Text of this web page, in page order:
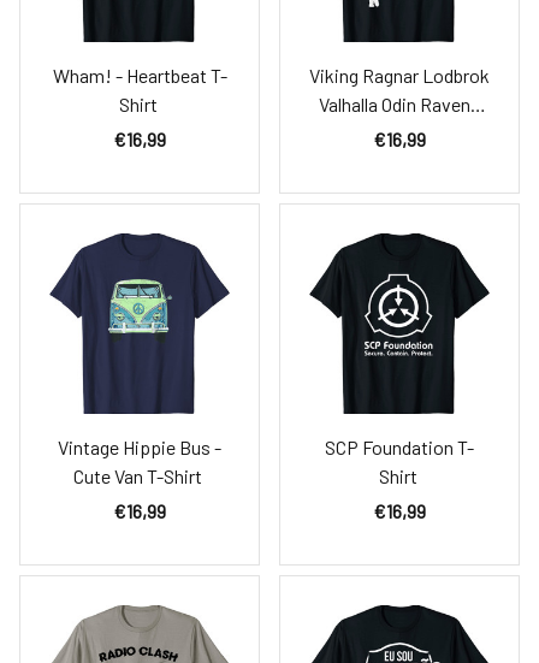
Wham! - Heartbeat T-
Shirt
€16,99
Viking Ragnar Lodbrok
Valhalla Odin Ravens
T-Shirt
€16,99
Vintage Hippie Bus -
Cute Van T-Shirt
€16,99
SCP Foundation T-
Shirt
€16,99